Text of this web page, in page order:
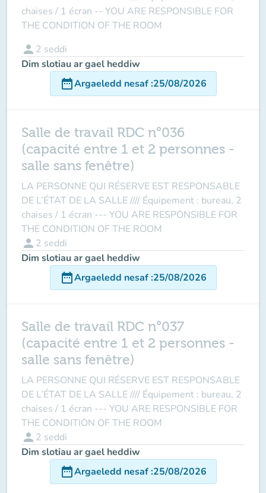
chaises / 1 écran -- YOU ARE RESPONSIBLE FOR
THE CONDITION OF THE ROOM
person 2 seddi
Dim slotiau ar gael heddiw
date_rangeArgaeledd nesaf:25/08/2026
Salle de travail RDC n°036
(capacité entre 1 et 2 personnes -
salle sans fenêtre)
LA PERSONNE QUI RÉSERVE EST RESPONSABLE
DE L’ÉTAT DE LA SALLE //// Équipement : bureau, 2
chaises / 1 écran --- YOU ARE RESPONSIBLE FOR
THE CONDITION OF THE ROOM
person 2 seddi
Dim slotiau ar gael heddiw
date_rangeArgaeledd nesaf:25/08/2026
Salle de travail RDC n°037
(capacité entre 1 et 2 personnes -
salle sans fenêtre)
LA PERSONNE QUI RÉSERVE EST RESPONSABLE
DE L’ÉTAT DE LA SALLE //// Équipement : bureau, 2
chaises / 1 écran --- YOU ARE RESPONSIBLE FOR
THE CONDITION OF THE ROOM
person 2 seddi
Dim slotiau ar gael heddiw
date_rangeArgaeledd nesaf:25/08/2026